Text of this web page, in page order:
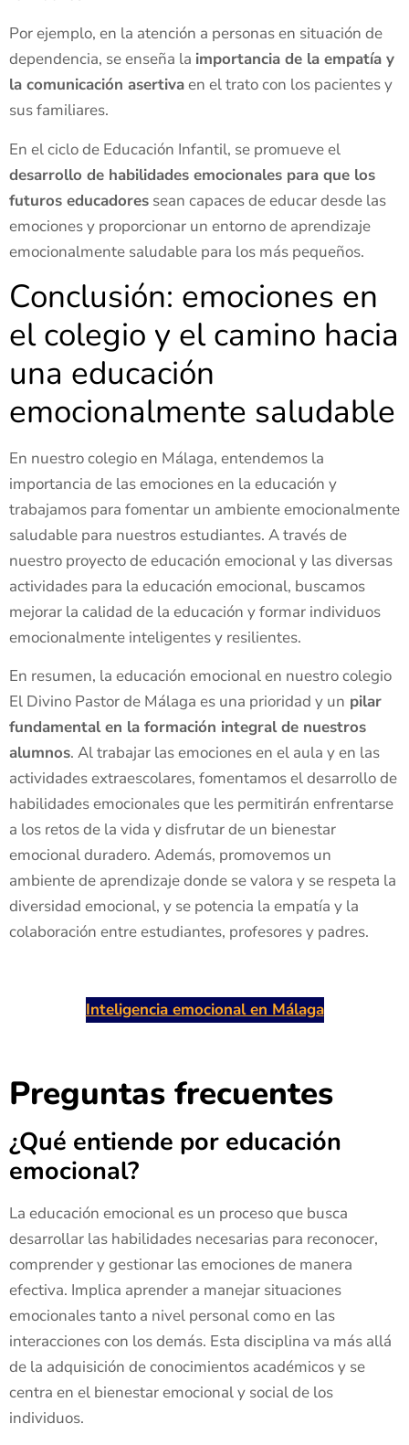
Por ejemplo, en la atención a personas en situación de
dependencia, se enseña la importancia de la empatía y
la comunicación asertivaen el trato con los pacientes y
sus familiares.
En el ciclo de Educación Infantil, se promueve el
desarrollo de habilidades emocionales para que los
futuros educadores sean capaces de educar desde las
emociones y proporcionar un entorno de aprendizaje
emocionalmente saludable para los más pequeños.
Conclusión: emociones en
el colegio y el camino hacia
una educación
emocionalmente saludable
En nuestro colegio en Málaga, entendemos la
importancia de las emociones en la educación y
trabajamos para fomentar un ambiente emocionalmente
saludable para nuestros estudiantes. A través de
nuestro proyecto de educación emocional y las diversas
actividades para la educación emocional, buscamos
mejorar la calidad de la educación y formar individuos
emocionalmente inteligentes y resilientes.
En resumen, la educación emocional en nuestro colegio
El Divino Pastor de Málaga es una prioridad y un pilar
fundamental en la formación integral de nuestros
alumnos. Al trabajar las emociones en el aula y en las
actividades extraescolares, fomentamos el desarrollo de
habilidades emocionales que les permitirán enfrentarse
a los retos de la vida y disfrutar de un bienestar
emocional duradero. Además, promovemos un
ambiente de aprendizaje donde se valora y se respeta la
diversidad emocional, y se potencia la empatía y la
colaboración entre estudiantes, profesores y padres.
Inteligencia emocional en Málaga
Preguntas frecuentes
¿Qué entiende por educación
emocional?
La educación emocional es un proceso que busca
desarrollar las habilidades necesarias para reconocer,
comprender y gestionar las emociones de manera
efectiva. Implica aprender a manejar situaciones
emocionales tanto a nivel personal como en las
interacciones con los demás. Esta disciplina va más allá
de la adquisición de conocimientos académicos y se
centra en el bienestar emocional y social de los
individuos.